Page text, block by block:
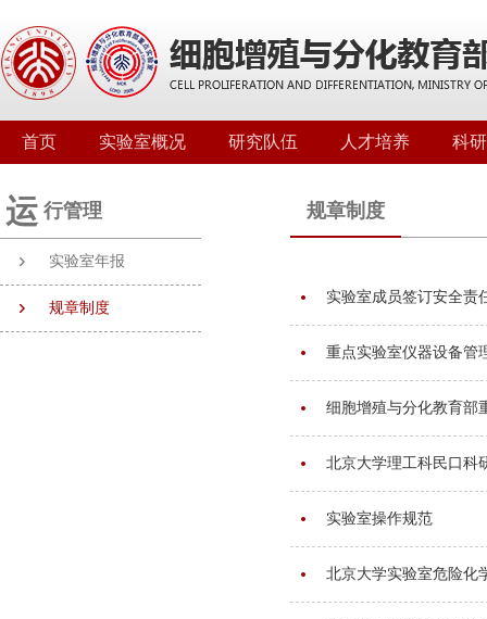
首页 实验室概况 研究队伍 人才培养 科
运 行管理
实验室年报
规章制度
规章制度
实验室成员签订安全责
重点实验室仪器设备管
细胞增殖与分化教育部
北京大学理工科民口科
实验室操作规范
北京大学实验室危险化